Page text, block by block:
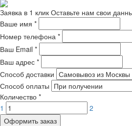
Заявка в 1 клик Оставьте нам свои
Ваше имя *
Номер телефона *
Ваш Email *
Ваш адрес *
Способ доставки
Способ оплаты
Количество *
1
2
Оформить заказ